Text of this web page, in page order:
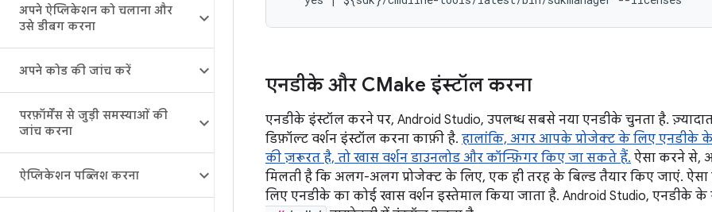
अपने ऐप्लिकेशन को चलाना और
उसे डीबग करना
अपने कोड की जांच करें
परफ़ॉर्मेंस से जुड़ी समस्याओं की
जांच करना
ऐप्लिकेशन पब्लिश करना
एनडीके और CMake इंस्टॉल करना
एनडीके इंस्टॉल करने पर, Android Studio, उपलब्ध सबसे नया एनडीके चुनता है.
डिफ़ॉल्ट वर्शन इंस्टॉल करना काफ़ी है. हालांकि, अगर आपके प्रोजेक्ट के लिए एनडीके
की ज़रूरत है, तो खास वर्शन डाउनलोड और कॉन्फ़िगर किए जा सकते हैं. ऐसा करने से,
मिलती है कि अलग-अलग प्रोजेक्ट के लिए, एक ही तरह के बिल्ड तैयार किए जाएं. ऐसा
लिए एनडीके का कोई खास वर्शन इस्तेमाल किया जाता है. Android Studio, एनडीके के